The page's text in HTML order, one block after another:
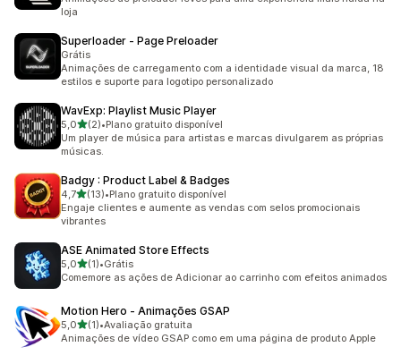
loja
Superloader ‑ Page Preloader
Grátis
Animações de carregamento com a identidade visual da marca, 18
estilos e suporte para logotipo personalizado
WavExp: Playlist Music Player
5,0de 5 estrelas
(2)
2 avaliações ao todo
•Plano gratuito disponível
Um player de música para artistas e marcas divulgarem as próprias
músicas.
Badgy : Product Label & Badges
4,7de 5 estrelas
(13)
13 avaliações ao todo
•Plano gratuito disponível
Engaje clientes e aumente as vendas com selos promocionais
vibrantes
ASE Animated Store Effects
5,0de 5 estrelas
(1)
1 avaliações ao todo
•Grátis
Comemore as ações de Adicionar ao carrinho com efeitos animados
Motion Hero ‑ Animações GSAP
5,0de 5 estrelas
(1)
1 avaliações ao todo
•Avaliação gratuita
Animações de vídeo GSAP como em uma página de produto Apple